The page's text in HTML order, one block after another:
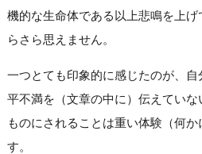
機的な生命体である以上悲鳴を上
らさら思えません。
一つとても印象的に感じたのが、
平不満を（文章の中に）伝えてい
ものにされることは重い体験（何
す。